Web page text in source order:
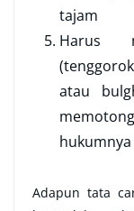
tajam
Harus
atau
Adapun tata